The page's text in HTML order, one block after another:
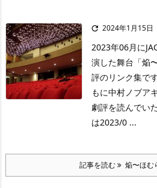
 2024年1月15日
2023年06月に
演した舞台「焔
評のリンク集で
もに中村ノブア
劇評を読んでい
は2023/0 ...
記事を読む 焔〜ほむ